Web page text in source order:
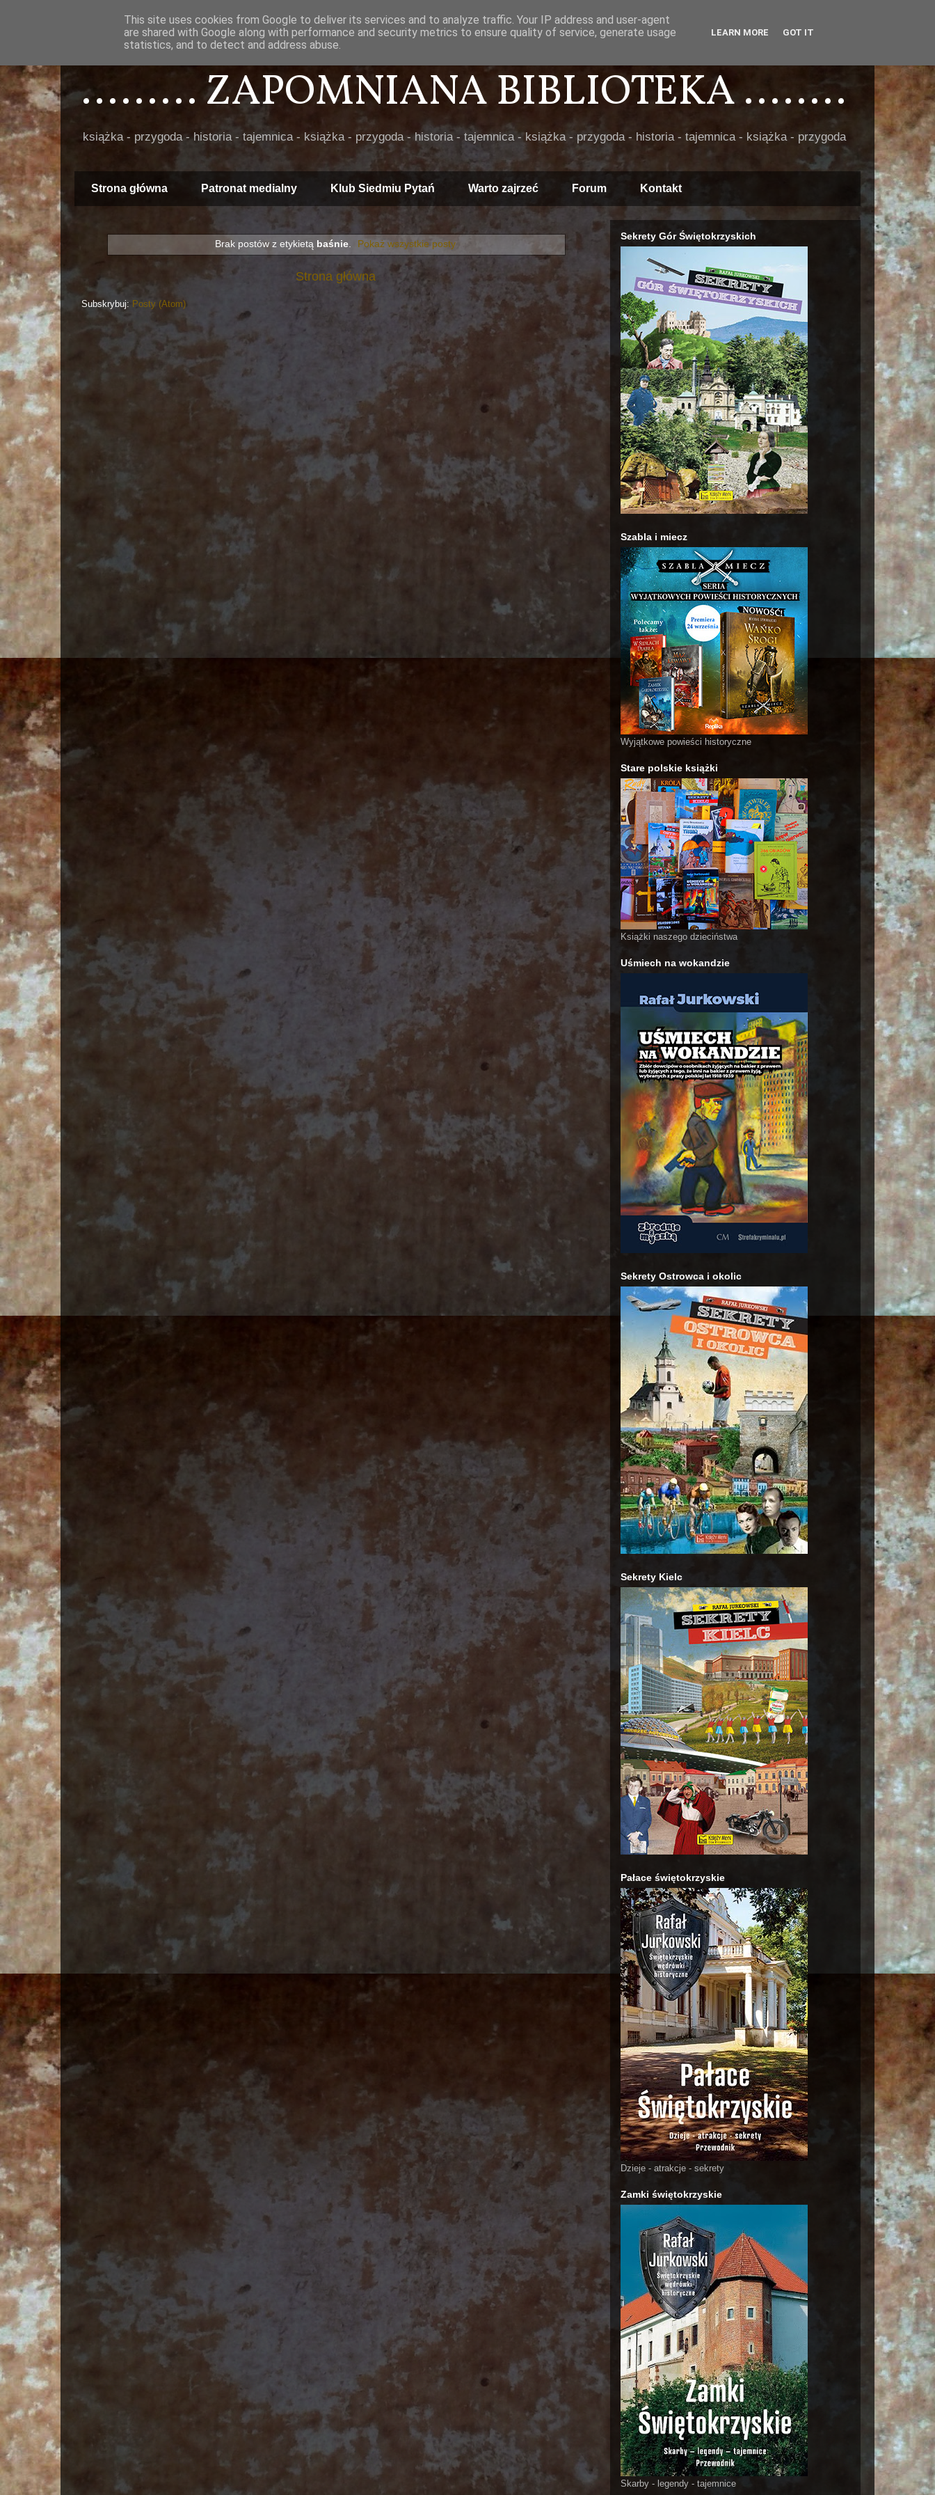
......... ZAPOMNIANA BIBLIOTEKA ........
książka - przygoda - historia - tajemnica - książka - przygoda - historia - tajemnica - książka - przygoda - historia - tajemnica - książka - przygoda
Strona główna Patronat medialny Klub Siedmiu Pytań Warto zajrzeć Forum Kontakt
Brak postów z etykietą baśnie. Pokaż wszystkie posty
Strona główna
Subskrybuj: Posty (Atom)
Sekrety Gór Świętokrzyskich
Szabla i miecz
Wyjątkowe powieści historyczne
Stare polskie książki
Książki naszego dzieciństwa
Uśmiech na wokandzie
Sekrety Ostrowca i okolic
Sekrety Kielc
Pałace świętokrzyskie
Dzieje - atrakcje - sekrety
Zamki świętokrzyskie
Skarby - legendy - tajemnice
This site uses cookies from Google to deliver its services and to analyze traffic. Your IP address and user-agent
are shared with Google along with performance and security metrics to ensure quality of service, generate usage
statistics, and to detect and address abuse.
LEARN MORE GOT IT